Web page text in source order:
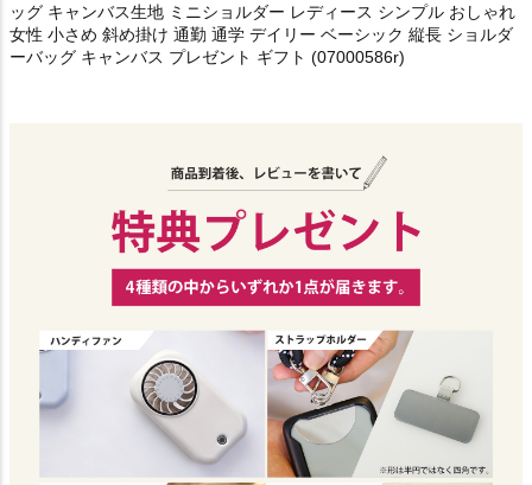
ッグ キャンバス生地 ミニショルダー レディース シンプル おしゃれ
女性 小さめ 斜め掛け 通勤 通学 デイリー ベーシック 縦長 ショルダ
ーバッグ キャンバス プレゼント ギフト (07000586r)